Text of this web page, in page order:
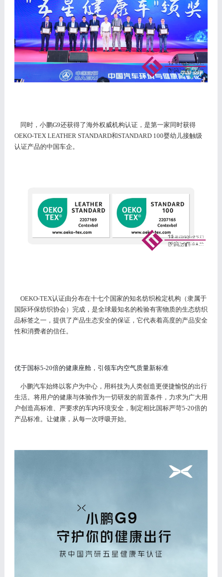
同时，小鹏G9还获得了海外权威机构认证， 是第一家同时获得
OEKO-TEX LEATHER STANDARD和STANDARD 100婴幼儿接触级
认证产品的中国车企。
OEKO-TEX认证由分布在十七个国家的知名纺织检定机构（隶属于
国际环保纺织协会）完成，是全球最知名的检验有害物质的生态纺织
品标签之一，提供了产品生态安全的保证，它代表着高度的产品安全
性和消费者的信任。
优于国标5-20倍的健康座舱， 引领车内空气质量新标准
小鹏汽车始终以客户为中心，用科技为人类创造更便捷愉悦的出行
生活。将用户的健康与体验作为一切研发的前置条件，力求为广大用
户创造高标准、严要求的车内环境安全，制定相比国标严苛5-20倍的
产品标准。让健康，从每一次呼吸开始。